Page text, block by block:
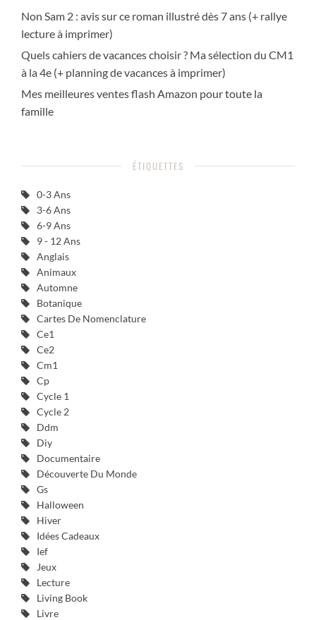
Non Sam 2 : avis sur ce roman illustré dès 7 ans (+ rallye
lecture à imprimer)
Quels cahiers de vacances choisir ? Ma sélection du CM1
à la 4e (+ planning de vacances à imprimer)
Mes meilleures ventes flash Amazon pour toute la
famille
ÉTIQUETTES
0-3 Ans
3-6 Ans
6-9 Ans
9 - 12 Ans
Anglais
Animaux
Automne
Botanique
Cartes De Nomenclature
Ce1
Ce2
Cm1
Cp
Cycle 1
Cycle 2
Ddm
Diy
Documentaire
Découverte Du Monde
Gs
Halloween
Hiver
Idées Cadeaux
Ief
Jeux
Lecture
Living Book
Livre